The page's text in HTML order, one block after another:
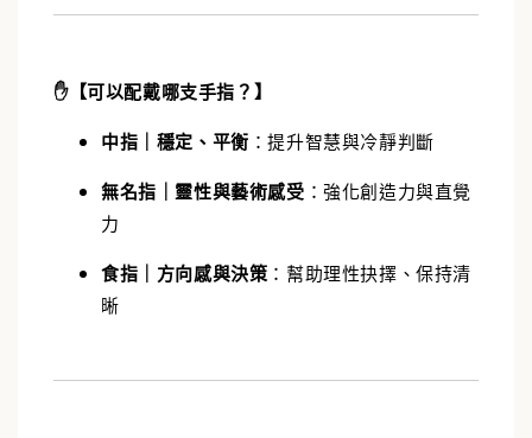
✋【可以配戴哪支手指？】
中指｜穩定、平衡 ：提升智慧與冷靜判斷
無名指｜靈性與藝術感受 ：強化創造力與直覺
力
食指｜方向感與決策 ：幫助理性抉擇、保持清
晰